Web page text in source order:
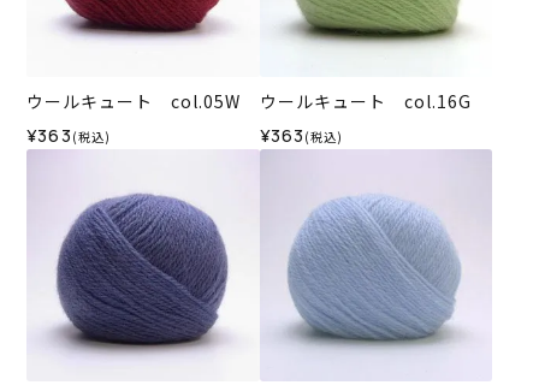
ウールキュート col.05W
¥363 (税込)
ウールキュート col.16G
¥363 (税込)